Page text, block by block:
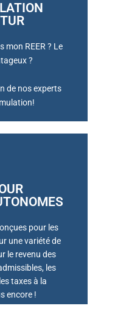
mon REER ? Le
?
de nos experts
pour les
une variété de
le revenu des
les
taxes à la
encore !